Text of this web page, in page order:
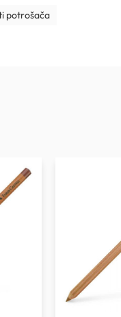
potrošača